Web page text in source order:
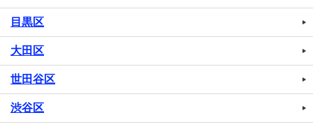
目黒区
大田区
世田谷区
渋谷区